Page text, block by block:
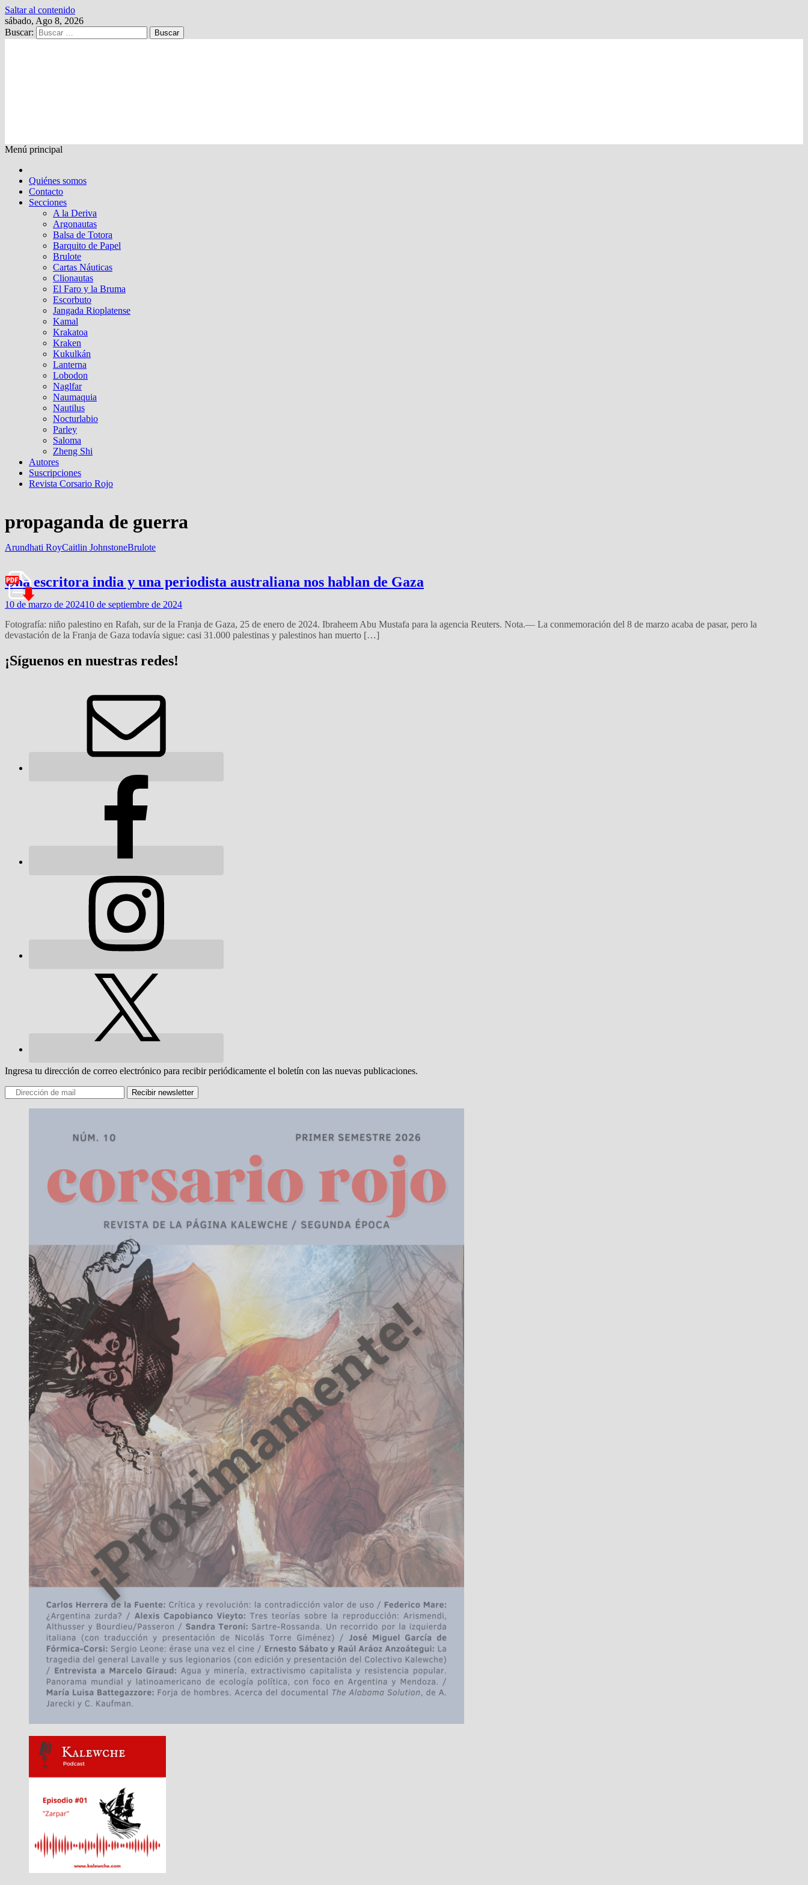
Saltar al contenido
sábado, Ago 8, 2026
Buscar:
Menú principal
Quiénes somos
Contacto
Secciones
A la Deriva
Argonautas
Balsa de Totora
Barquito de Papel
Brulote
Cartas Náuticas
Clionautas
El Faro y la Bruma
Escorbuto
Jangada Rioplatense
Kamal
Krakatoa
Kraken
Kukulkán
Lanterna
Lobodon
Naglfar
Naumaquia
Nautilus
Nocturlabio
Parley
Saloma
Zheng Shi
Autores
Suscripciones
Revista Corsario Rojo
propaganda de guerra
Arundhati RoyCaitlin JohnstoneBrulote
Una escritora india y una periodista australiana nos hablan de Gaza
10 de marzo de 202410 de septiembre de 2024
Fotografía: niño palestino en Rafah, sur de la Franja de Gaza, 25 de enero de 2024. Ibraheem Abu Mustafa para la agencia Reuters. Nota.— La conmemoración del 8 de marzo acaba de pasar, pero la
devastación de la Franja de Gaza todavía sigue: casi 31.000 palestinas y palestinos han muerto […]
¡Síguenos en nuestras redes!
Ingresa tu dirección de correo electrónico para recibir periódicamente el boletín con las nuevas publicaciones.
Recibir newsletter